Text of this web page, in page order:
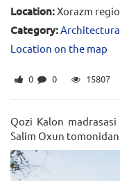
Location:Xorazm
Category:
Location on the map
0 0 15807
Qozi Kalon
Salim Oxun